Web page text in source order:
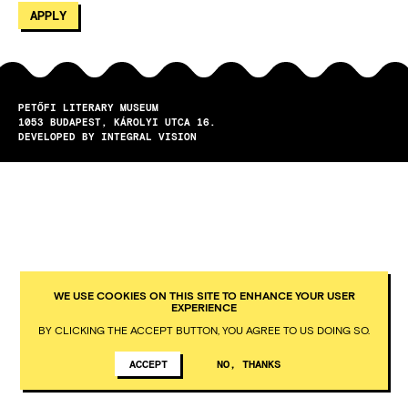
PETŐFI LITERARY MUSEUM
1053
BUDAPEST
KÁROLYI UTCA 16.
DEVELOPED BY INTEGRAL VISION
WE USE COOKIES ON THIS SITE TO ENHANCE YOUR USER
EXPERIENCE
BY CLICKING THE ACCEPT BUTTON, YOU AGREE TO US DOING SO.
ACCEPT NO, THANKS